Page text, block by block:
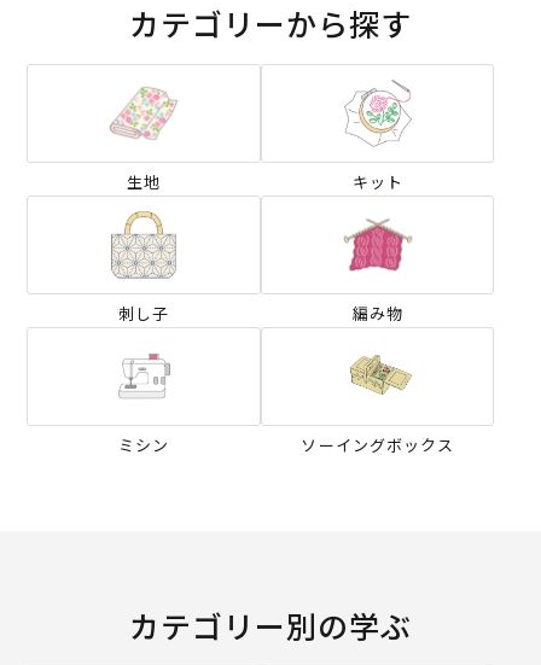
カテゴリーから探す
生地 キット
刺し子 編み物
ミシン ソーイングボックス
カテゴリー別の学ぶ